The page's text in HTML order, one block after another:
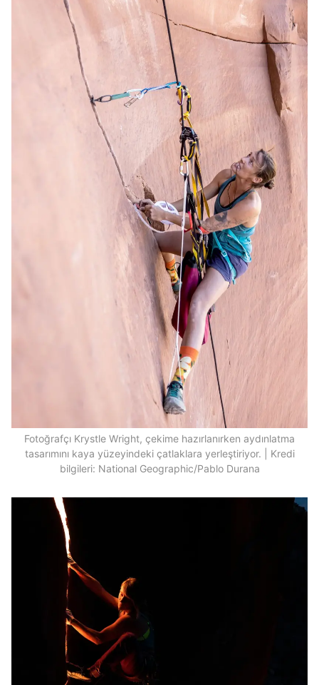
Fotoğrafçı Krystle Wright, çekime hazırlanırken aydınlatma
tasarımını kaya yüzeyindeki çatlaklara yerleştiriyor. | Kredi
bilgileri: National Geographic/Pablo Durana